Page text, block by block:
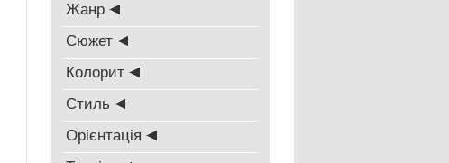
Жанр
Сюжет
Колорит
Стиль
Oрієнтація